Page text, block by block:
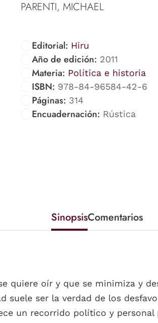
PARENTI, MICHAEL
Editorial: Hiru
Año de edición: 2011
Materia: Política e historia
ISBN: 978-84-96584-42-6
Páginas: 314
Encuadernación: Rústica
SinopsisComentarios
quiere oír y que se minimiza y
suele ser la verdad de los
un recorrido político y personal